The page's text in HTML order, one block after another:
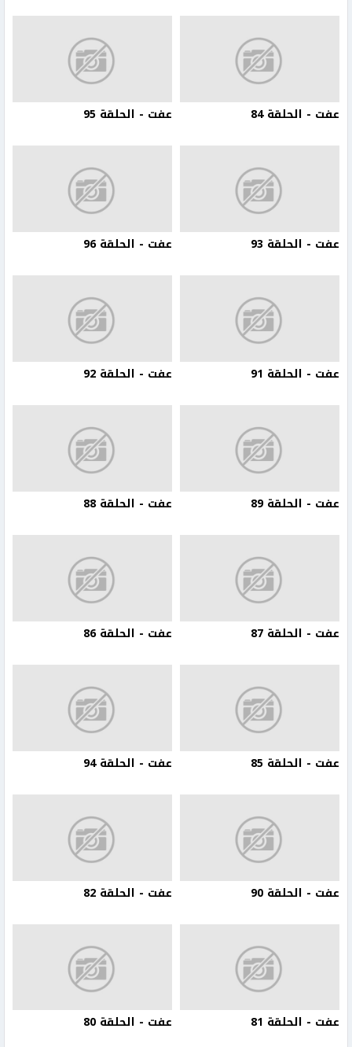
عفت - الحلقة 84 عفت - الحلقة 95
عفت - الحلقة 93 عفت - الحلقة 96
عفت - الحلقة 91 عفت - الحلقة 92
عفت - الحلقة 89 عفت - الحلقة 88
عفت - الحلقة 87 عفت - الحلقة 86
عفت - الحلقة 85 عفت - الحلقة 94
عفت - الحلقة 90 عفت - الحلقة 82
عفت - الحلقة 81 عفت - الحلقة 80